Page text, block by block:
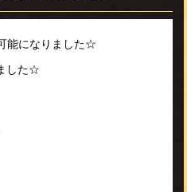
能になりました☆